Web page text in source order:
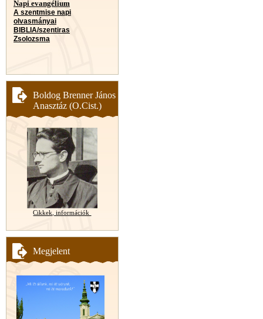
Napi evangélium
A szentmise napi
olvasmányai
BIBLIA/szentiras
Zsolozsma
Boldog Brenner János
Anasztáz (O.Cist.)
Cikkek, információk
Megjelent